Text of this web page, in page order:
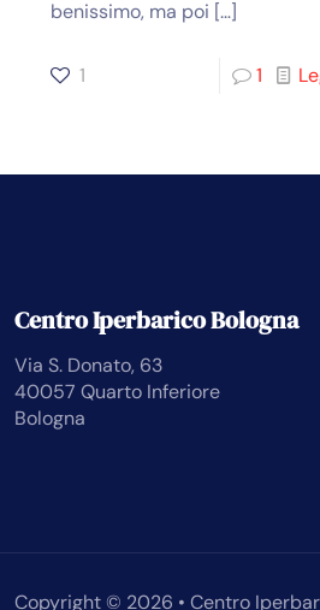
benissimo, ma poi […]
1 1
Centro Iperbarico Bologna
Via S. Donato, 63
40057 Quarto Inferiore
Bologna
Copyright © 2026 • Centro